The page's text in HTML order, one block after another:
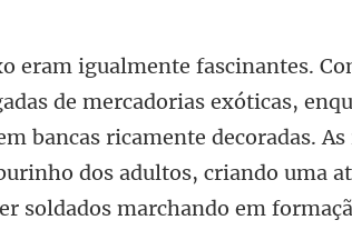
soldados marchando em